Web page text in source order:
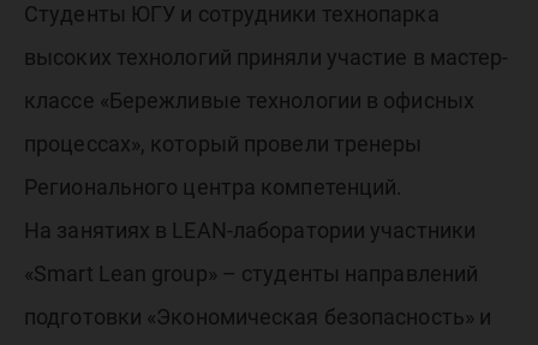
Студенты ЮГУ и сотрудники технопарка
высоких технологий приняли участие в мастер-
классе «Бережливые технологии в офисных
процессах», который провели тренеры
Регионального центра компетенций.
На занятиях в LEAN-лаборатории участники
«Smart Lean group» – студенты направлений
подготовки «Экономическая безопасность» и